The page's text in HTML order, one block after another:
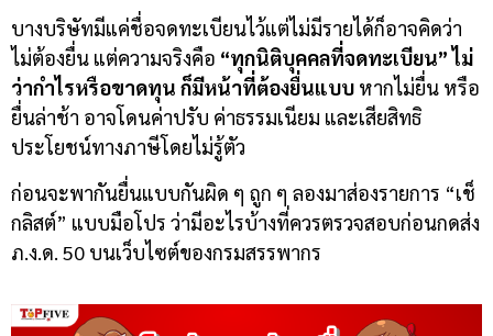
บางบริษัทมีแค่ชื่อจดทะเบียนไว้แต่ไม่มีรายได้ก็อาจคิดว่า
ไม่ต้องยื่น แต่ความจริงคือ “ทุกนิติบุคคลที่จดทะเบียน” ไม่
ว่ากำไรหรือขาดทุน ก็มีหน้าที่ต้องยื่นแบบ หากไม่ยื่น หรือ
ยื่นล่าช้า อาจโดนค่าปรับ ค่าธรรมเนียม และเสียสิทธิ
ประโยชน์ทางภาษีโดยไม่รู้ตัว
ก่อนจะพากันยื่นแบบกันผิด ๆ ถูก ๆ ลองมาส่องรายการ “เช็
กลิสต์” แบบมือโปร ว่ามีอะไรบ้างที่ควรตรวจสอบก่อนกดส่ง
ภ.ง.ด. 50 บนเว็บไซต์ของกรมสรรพากร